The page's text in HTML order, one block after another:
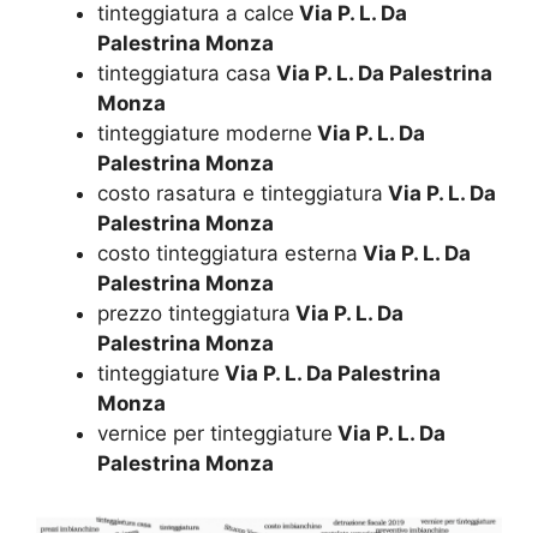
tinteggiatura a calce Via P. L. Da
Palestrina Monza
tinteggiatura casa Via P. L. Da Palestrina
Monza
tinteggiature moderne Via P. L. Da
Palestrina Monza
costo rasatura e tinteggiatura Via P. L. Da
Palestrina Monza
costo tinteggiatura esterna Via P. L. Da
Palestrina Monza
prezzo tinteggiatura Via P. L. Da
Palestrina Monza
tinteggiature Via P. L. Da Palestrina
Monza
vernice per tinteggiature Via P. L. Da
Palestrina Monza